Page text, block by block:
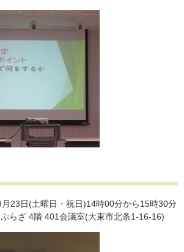
月23日(土曜日・祝日)14時00分から15時30分
らざ 4階 401会議室(大東市北条1-16-16)